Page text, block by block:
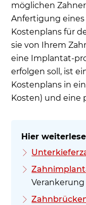
möglichen
Anfertigung
Kostenplans für
sie von Ihrem
eine Implantat-
erfolgen soll, ist
Kostenplans in
Kosten) und eine
Verankerung